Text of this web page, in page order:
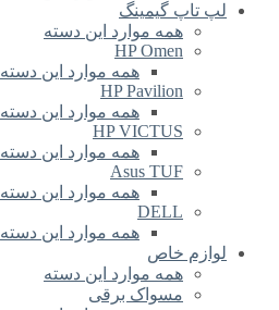
لپ تاپ گیمینگ
همه موارد این دسته
HP Omen
همه موارد این دسته
HP Pavilion
همه موارد این دسته
HP VICTUS
همه موارد این دسته
Asus TUF
همه موارد این دسته
DELL
همه موارد این دسته
لوازم خاص
همه موارد این دسته
مسواک برقی